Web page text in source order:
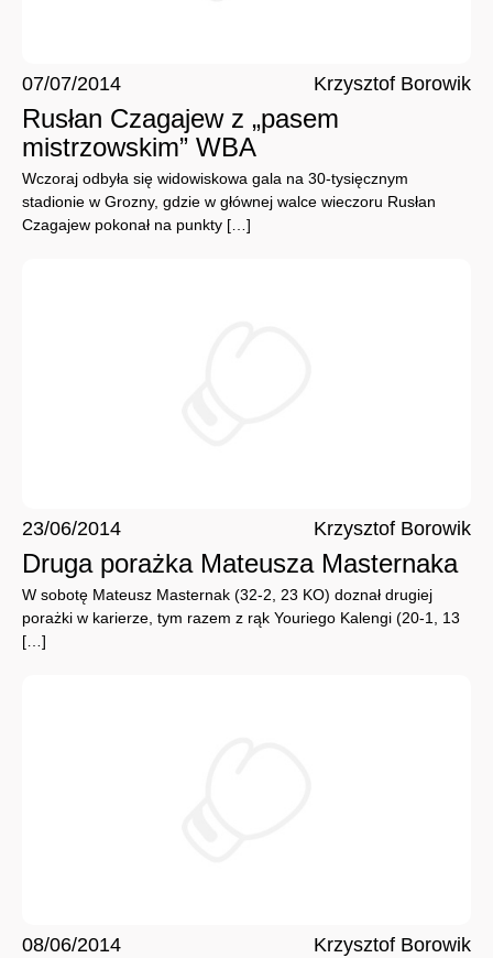
07/07/2014 Krzysztof Borowik
Rusłan Czagajew z „pasem
mistrzowskim” WBA
Wczoraj odbyła się widowiskowa gala na 30-tysięcznym
stadionie w Grozny, gdzie w głównej walce wieczoru Rusłan
Czagajew pokonał na punkty […]
23/06/2014 Krzysztof Borowik
Druga porażka Mateusza Masternaka
W sobotę Mateusz Masternak (32-2, 23 KO) doznał drugiej
porażki w karierze, tym razem z rąk Youriego Kalengi (20-1, 13
[…]
08/06/2014 Krzysztof Borowik